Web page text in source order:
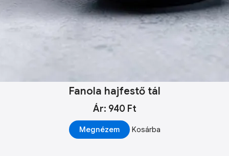
Fanola hajfestő tál
Ár: 940 Ft
Megnézem Kosárba